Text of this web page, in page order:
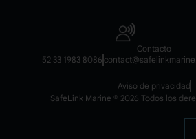
Contacto
52 33 1983 8086
Aviso de privacidad
SafeLink Marine © 2026 Todos los